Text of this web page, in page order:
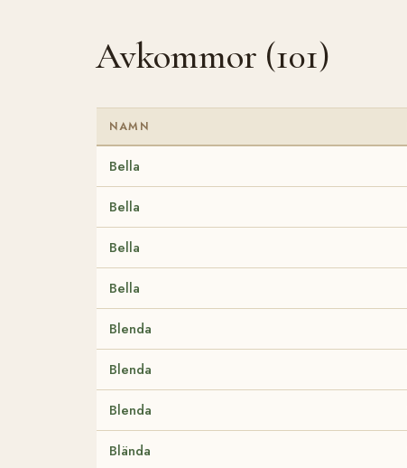
Avkommor (101)
NAMN
Bella
Bella
Bella
Bella
Blenda
Blenda
Blenda
Blända